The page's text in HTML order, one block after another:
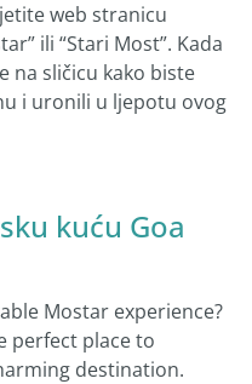
web stranicu
ili “Stari Most”. Kada
na sličicu kako biste
i uronili u ljepotu ovog
kuću Goa
Mostar experience?
perfect place to
destination.